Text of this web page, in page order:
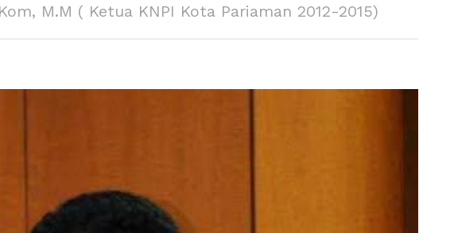
M.M ( Ketua KNPI Kota Pariaman 2012-2015)